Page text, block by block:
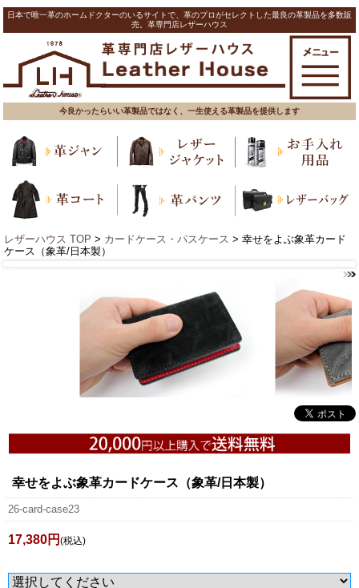
日本で唯一革のホームドクターのいるサイトで、革のプロがセレクトした最良の革製品を多数販
売。革専門店レザーハウス
今良かったらいい革製品ではなく、一生使える革製品を提供します
レザーハウス TOP > カードケース・パスケース > 幸せをよぶ象革カード
ケース（象革/日本製）
幸せをよぶ象革カードケース（象革/日本製）
26-card-case23
17,380円 (税込)